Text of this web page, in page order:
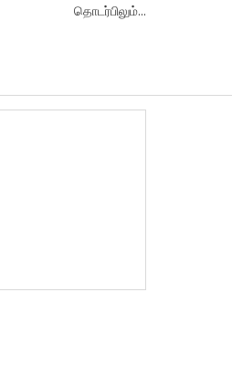
தொடர்பிலும்...